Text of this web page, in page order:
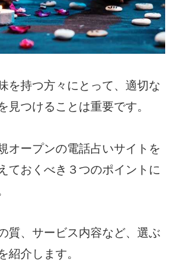
を持つ方々にとって、適切な
見つけることは重要です。
オープンの電話占いサイトを
ておくべき３つのポイントに
質、サービス内容など、選ぶ
紹介します。